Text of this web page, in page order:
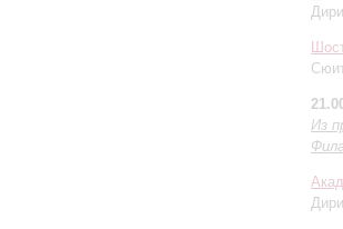
Из